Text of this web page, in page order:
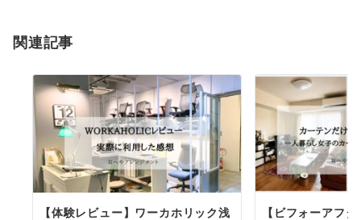
関連記事
【体験レビュー】ワーカホリック浅
【ビフォーアフ